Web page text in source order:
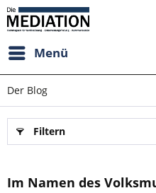
Menü
Der Blog
Filtern
Im Namen des